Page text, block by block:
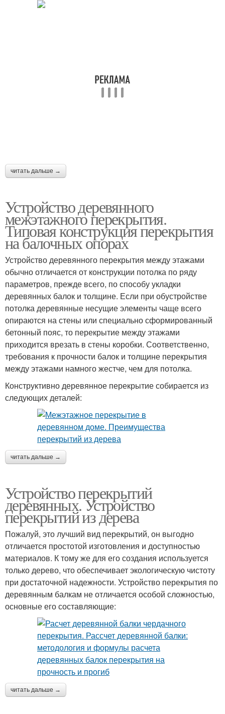
читать дальше →
Устройство деревянного
межэтажного перекрытия.
Типовая конструкция перекрытия
на балочных опорах
Устройство деревянного перекрытия между этажами
обычно отличается от конструкции потолка по ряду
параметров, прежде всего, по способу укладки
деревянных балок и толщине. Если при обустройстве
потолка деревянные несущие элементы чаще всего
опираются на стены или специально сформированный
бетонный пояс, то перекрытие между этажами
приходится врезать в стены коробки. Соответственно,
требования к прочности балок и толщине перекрытия
между этажами намного жестче, чем для потолка.
Конструктивно деревянное перекрытие собирается из
следующих деталей:
читать дальше →
Устройство перекрытий
деревянных. Устройство
перекрытий из дерева
Пожалуй, это лучший вид перекрытий, он выгодно
отличается простотой изготовления и доступностью
материалов. К тому же для его создания используется
только дерево, что обеспечивает экологическую чистоту
при достаточной надежности. Устройство перекрытия по
деревянным балкам не отличается особой сложностью,
основные его составляющие:
читать дальше →